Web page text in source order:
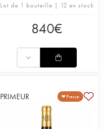
Lot de 1 bouteille | 12 en stock
840€
PRIMEUR ❤ Presse